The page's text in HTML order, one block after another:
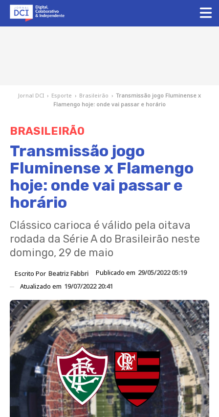
Jornal DCI › Esporte › Brasileirão › Transmissão jogo Fluminense x
Flamengo hoje: onde vai passar e horário
BRASILEIRÃO
Transmissão jogo
Fluminense x Flamengo
hoje: onde vai passar e
horário
Clássico carioca é válido pela oitava
rodada da Série A do Brasileirão neste
domingo, 29 de maio
Escrito Por Beatriz Fabbri Publicado em 29/05/2022 05:19
Atualizado em 19/07/2022 20:41